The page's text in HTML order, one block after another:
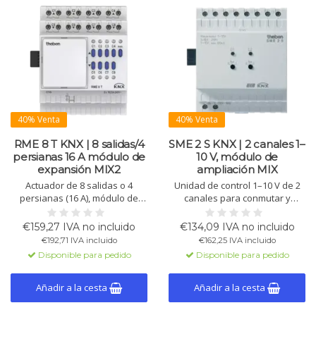
40% Venta
RME 8 T KNX | 8 salidas/4
persianas 16 A módulo de
expansión MIX2
Actuador de 8 salidas o 4
persianas (16 A), módulo de
expansión MIX2. Solo funciona
con un módulo base MIX2.
Compatible con KNX Data
€159,27 IVA no incluido
€192,71 IVA incluido
Disponible para pedido
Añadir a la cesta
40% Venta
SME 2 S KNX | 2 canales 1–
10 V, módulo de
ampliación MIX
Unidad de control 1–10 V de 2
canales para conmutar y
regular luces. Módulo de
ampliación MIX hasta 6 canales.
Solo para uso con módulo base
€134,09 IVA no incluido
€162,25 IVA incluido
Disponible para pedido
Añadir a la cesta